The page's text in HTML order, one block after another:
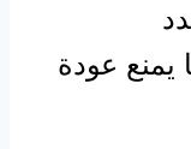
يمنع عودة